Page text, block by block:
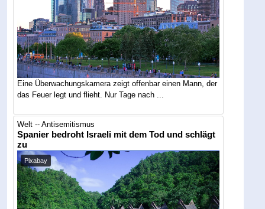
Eine Überwachungskamera zeigt offenbar einen Mann, der
das Feuer legt und flieht. Nur Tage nach ...
Welt -- Antisemitismus
Spanier bedroht Israeli mit dem Tod und schlägt
zu
Pixabay